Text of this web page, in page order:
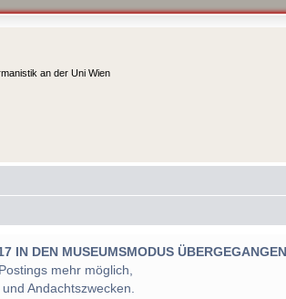
an der Uni Wien
IN DEN MUSEUMSMODUS ÜBERGEGANGEN
mehr möglich,
Andachtszwecken.